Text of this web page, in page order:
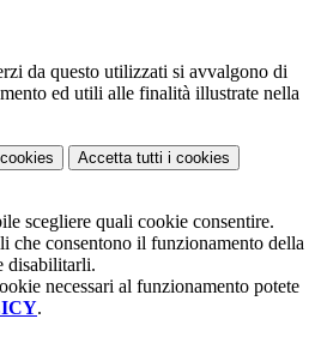
da questo utilizzati si avvalgono di
ed utili alle finalità illustrate nella
Accetta tutti i cookies
scegliere quali cookie consentire.
che consentono il funzionamento della
disabilitarli.
necessari al funzionamento potete
.